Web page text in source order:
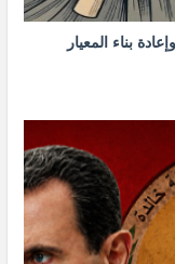
بناء المعيار